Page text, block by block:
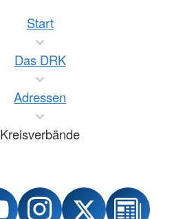
Start
Das DRK
Adressen
Kreisverbände